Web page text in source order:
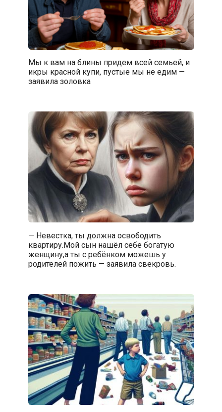
Мы к вам на блины придем всей семьей, и
икры красной купи, пустые мы не едим —
заявила золовка
— Невестка, ты должна освободить
квартиру.Мой сын нашёл себе богатую
женщину,а ты с ребёнком можешь у
родителей пожить — заявила свекровь.